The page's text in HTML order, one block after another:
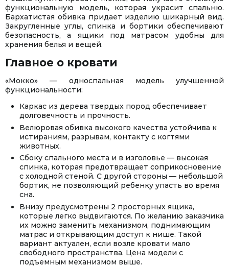
функциональную модель, которая украсит спальню.
Бархатистая обивка придает изделию шикарный вид.
Закругленные углы, спинка и бортики обеспечивают
безопасность, а ящики под матрасом удобны для
хранения белья и вещей.
Главное о кровати
«Мокко» — односпальная модель улучшенной
функциональности:
Каркас из дерева твердых пород обеспечивает
долговечность и прочность.
Велюровая обивка высокого качества устойчива к
истираниям, разрывам, контакту с когтями
животных.
Сбоку спального места и в изголовье — высокая
спинка, которая предотвращает соприкосновение
с холодной стеной. С другой стороны — небольшой
бортик, не позволяющий ребенку упасть во время
сна.
Внизу предусмотрены 2 просторных ящика,
которые легко выдвигаются. По желанию заказчика
их можно заменить механизмом, поднимающим
матрас и открывающим доступ к нише. Такой
вариант актуален, если возле кровати мало
свободного пространства. Цена модели с
подъемным механизмом выше.